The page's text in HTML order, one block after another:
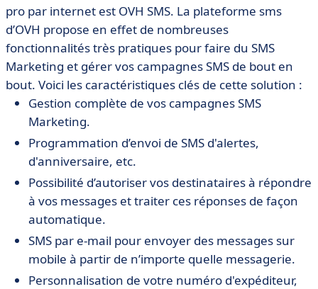
pro par internet est OVH SMS. La plateforme sms
d’OVH propose en effet de nombreuses
fonctionnalités très pratiques pour faire du SMS
Marketing et gérer vos campagnes SMS de bout en
bout. Voici les caractéristiques clés de cette solution :
Gestion complète de vos campagnes SMS
Marketing.
Programmation d’envoi de SMS d'alertes,
d'anniversaire, etc.
Possibilité d’autoriser vos destinataires à répondre
à vos messages et traiter ces réponses de façon
automatique.
SMS par e-mail pour envoyer des messages sur
mobile à partir de n’importe quelle messagerie.
Personnalisation de votre numéro d'expéditeur,